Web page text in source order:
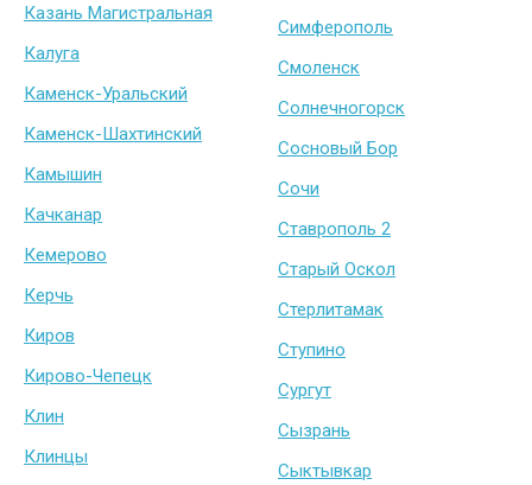
Казань Магистральная
Калуга
Каменск-Уральский
Каменск-Шахтинский
Камышин
Качканар
Кемерово
Керчь
Киров
Кирово-Чепецк
Клин
Клинцы
Симферополь
Смоленск
Солнечногорск
Сосновый Бор
Сочи
Ставрополь 2
Старый Оскол
Стерлитамак
Ступино
Сургут
Сызрань
Сыктывкар